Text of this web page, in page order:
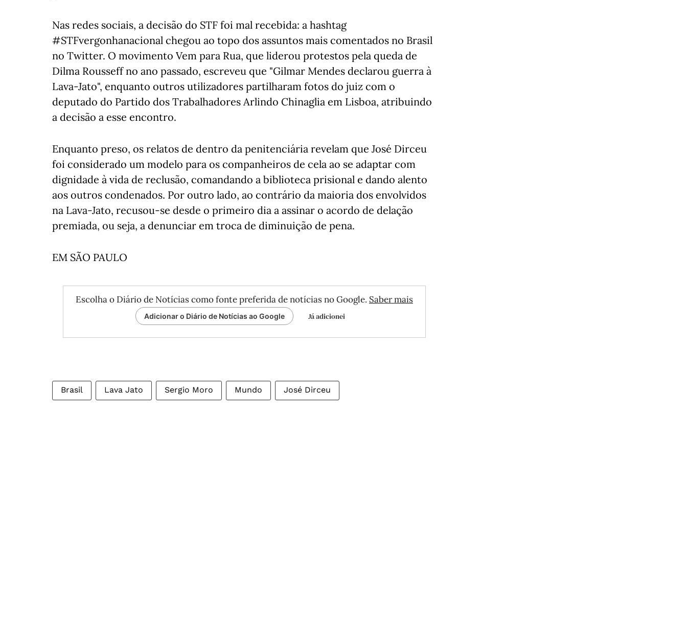
Nas redes sociais, a decisão do STF foi mal recebida: a hashtag
#STFvergonhanacional chegou ao topo dos assuntos mais comentados no Brasil
no Twitter. O movimento Vem para Rua, que liderou protestos pela queda de
Dilma Rousseff no ano passado, escreveu que "Gilmar Mendes declarou guerra à
Lava-Jato", enquanto outros utilizadores partilharam fotos do juiz com o
deputado do Partido dos Trabalhadores Arlindo Chinaglia em Lisboa, atribuindo
a decisão a esse encontro.
Enquanto preso, os relatos de dentro da penitenciária revelam que José Dirceu
foi considerado um modelo para os companheiros de cela ao se adaptar com
dignidade à vida de reclusão, comandando a biblioteca prisional e dando alento
aos outros condenados. Por outro lado, ao contrário da maioria dos envolvidos
na Lava-Jato, recusou-se desde o primeiro dia a assinar o acordo de delação
premiada, ou seja, a denunciar em troca de diminuição de pena.
EM SÃO PAULO
Escolha o Diário de Notícias como fonte preferida de notícias no Google. Saber mais
Adicionar o Diário de Notícias ao Google Já adicionei
Brasil Lava Jato Sergio Moro Mundo José Dirceu